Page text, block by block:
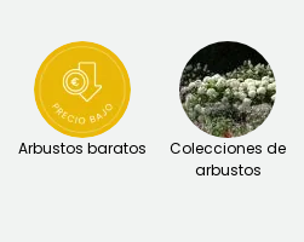
Arbustos baratos
Colecciones de
arbustos